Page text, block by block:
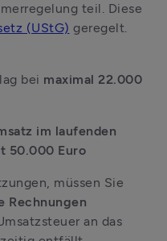
teil. Diese
(UStG) geregelt.
lag bei maximal 22.000
im laufenden
50.000 Euro
müssen Sie
Rechnungen
an das